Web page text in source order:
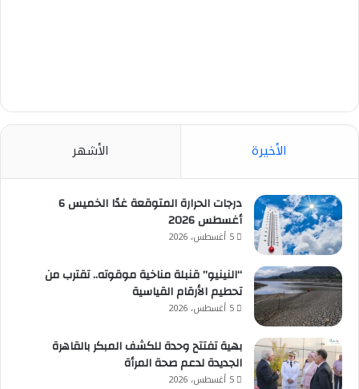
الأخيرة الأشهر
درجات الحرارة المتوقعة غدًا الخميس 6
أغسطس 2026
5 أغسطس، 2026
“النينيو” قنبلة مناخية موقوته.. تقترب من
تحطيم الأرقام القياسية
5 أغسطس، 2026
بهية تفتتح وحدة للكشف المبكر بالقاهرة
الجديدة لدعم صحة المرأة
5 أغسطس، 2026